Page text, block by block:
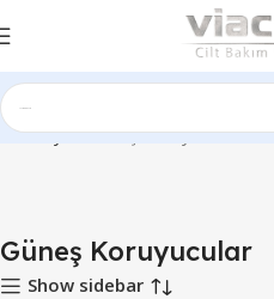
Ana Sayfa Güneş Koruyucular
Güneş Koruyucular
Show sidebar